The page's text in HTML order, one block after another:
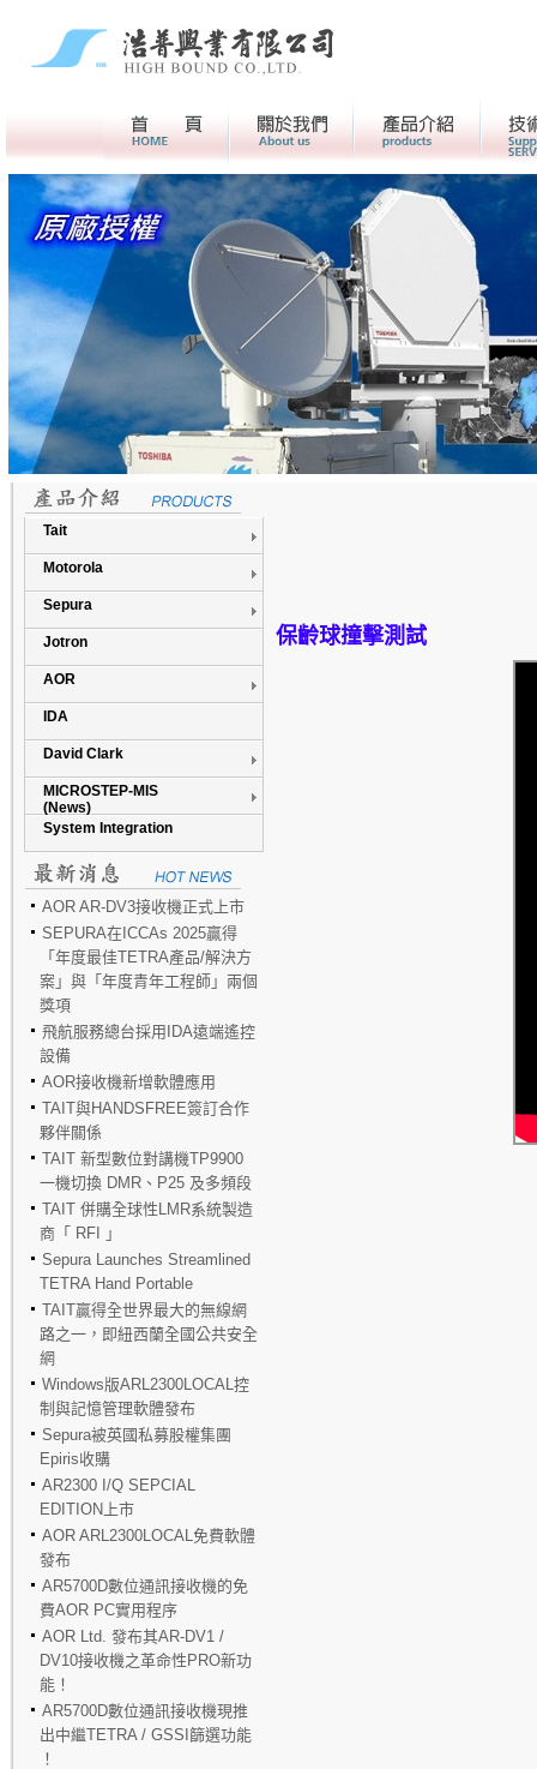
首頁 關於我們> 產品介紹
Tait
Motorola
Sepura
Jotron
AOR
IDA
David Clark
MICROSTEP-MIS
(News)
System Integration
AOR AR-DV3接收機正式上市
SEPURA在ICCAs 2025贏得
「年度最佳TETRA產品/解決方
案」與「年度青年工程師」兩個
獎項
飛航服務總台採用IDA遠端遙控
設備
AOR接收機新增軟體應用
TAIT與HANDSFREE簽訂合作
夥伴關係
TAIT 新型數位對講機TP9900
一機切換 DMR、P25 及多頻段
TAIT 併購全球性LMR系統製造
商「 RFI 」
Sepura Launches Streamlined
TETRA Hand Portable
TAIT贏得全世界最大的無線網
路之一，即紐西蘭全國公共安全
網
Windows版ARL2300LOCAL控
制與記憶管理軟體發布
Sepura被英國私募股權集團
Epiris收購
AR2300 I/Q SEPCIAL
EDITION上市
AOR ARL2300LOCAL免費軟體
發布
AR5700D數位通訊接收機的免
費AOR PC實用程序
AOR Ltd. 發布其AR-DV1 /
DV10接收機之革命性PRO新功
能！
AR5700D數位通訊接收機現推
出中繼TETRA / GSSI篩選功能
！
保齡球撞擊測試